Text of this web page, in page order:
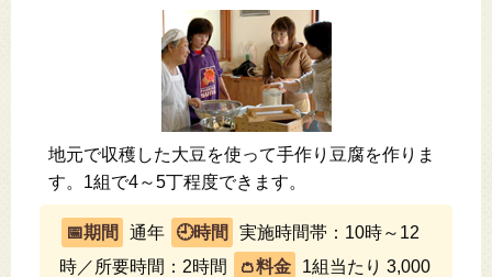
地元で収穫した大豆を使って手作り豆腐を作りま
す。1組で4～5丁程度できます。
通年
実施時間帯：10時～12
時／所要時間：2時間
1組当たり 3,000